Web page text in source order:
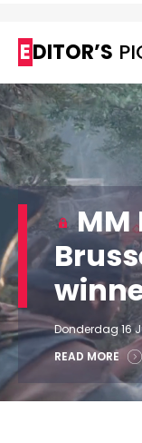
EDITOR’S
MM
Donderdag 16
READ MORE